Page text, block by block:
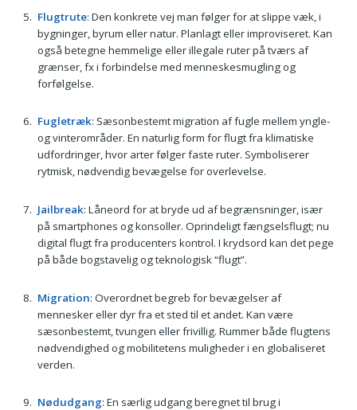
Flugtrute: Den konkrete vej man følger for at slippe væk, i
bygninger, byrum eller natur. Planlagt eller improviseret. Kan
også betegne hemmelige eller illegale ruter på tværs af
grænser, fx i forbindelse med menneskesmugling og
forfølgelse.
Fugletræk: Sæsonbestemt migration af fugle mellem yngle-
og vinterområder. En naturlig form for flugt fra klimatiske
udfordringer, hvor arter følger faste ruter. Symboliserer
rytmisk, nødvendig bevægelse for overlevelse.
Jailbreak: Låneord for at bryde ud af begrænsninger, især
på smartphones og konsoller. Oprindeligt fængselsflugt; nu
digital flugt fra producenters kontrol. I krydsord kan det pege
på både bogstavelig og teknologisk “flugt”.
Migration: Overordnet begreb for bevægelser af
mennesker eller dyr fra et sted til et andet. Kan være
sæsonbestemt, tvungen eller frivillig. Rummer både flugtens
nødvendighed og mobilitetens muligheder i en globaliseret
verden.
Nødudgang: En særlig udgang beregnet til brug i